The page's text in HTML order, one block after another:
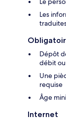
Les
Dépôt
débit ou
Une
requise
Âge
Internet